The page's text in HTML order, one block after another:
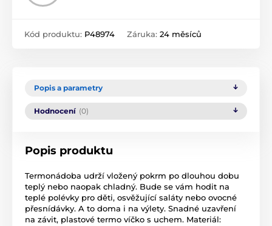
Kód produktu: P48974 Záruka: 24 měsíců
Popis a parametry
Hodnocení (0)
Popis produktu
Termonádoba udrží vložený pokrm po dlouhou dobu
teplý nebo naopak chladný. Bude se vám hodit na
teplé polévky pro děti, osvěžující saláty nebo ovocné
přesnídávky. A to doma i na výlety. Snadné uzavření
na závit, plastové termo víčko s uchem. Materiál: